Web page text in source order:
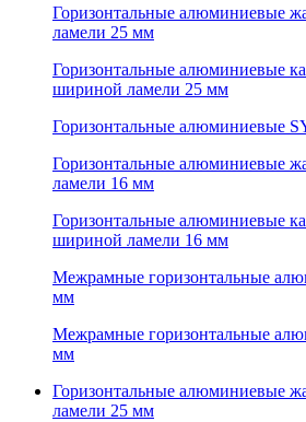
Горизонтальные алюминиевые
ламели 25 мм
Горизонтальные алюминиевые
шириной ламели 25 мм
Горизонтальные алюминиевые
Горизонтальные алюминиевые
ламели 16 мм
Горизонтальные алюминиевые
шириной ламели 16 мм
Межрамные горизонтальные
мм
Межрамные горизонтальные
мм
Горизонтальные алюминиевые
ламели 25 мм